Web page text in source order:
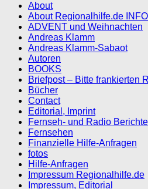
About
About Regionalhilfe.de
ADVENT und Weihnachten
Andreas Klamm
Andreas Klamm-Sabaot
Autoren
BOOKS
Briefpost – Bitte frankierten
Bücher
Contact
Editorial, Imprint
Fernseh- und Radio Berichte
Fernsehen
Finanzielle Hilfe-Anfragen
fotos
Hilfe-Anfragen
Impressum Regionalhilfe.de
Impressum, Editorial